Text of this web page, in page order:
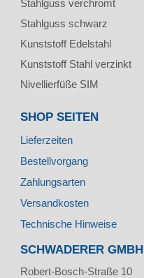
Stahlguss verchromt
Stahlguss schwarz
Kunststoff Edelstahl
Kunststoff Stahl verzinkt
Nivellierfüße SIM
SHOP SEITEN
Lieferzeiten
Bestellvorgang
Zahlungsarten
Versandkosten
Technische Hinweise
SCHWADERER GMBH
Robert-Bosch-Straße 10